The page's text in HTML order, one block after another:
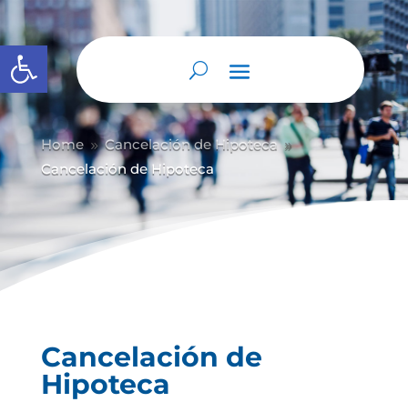
Abrir barra de herramientas
Home 9 Cancelación de Hipoteca 9
Cancelación de Hipoteca
Cancelación de
Hipoteca